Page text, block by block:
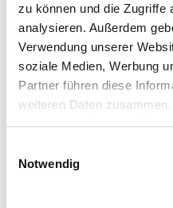
zu können und die Zugriffe
analysieren. Außerdem
Verwendung unserer
soziale Medien, Werbung
Partner führen diese
weiteren Daten
haben oder die sie im
Notwendig
490.000,- €